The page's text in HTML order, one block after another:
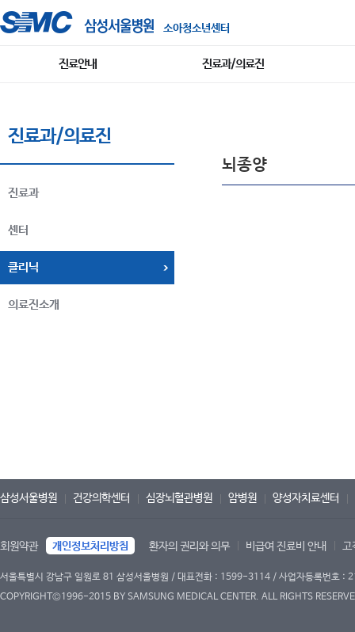
소아청소년센터
진료안내 진료과/의료진
진료과/의료진
진료과
센터
클리닉
의료진소개
뇌종양
삼성서울병원 건강의학센터 심장뇌혈관병원 암병원 양성자치료센터
회원약관 개인정보처리방침 환자의 권리와 의무 비급여 진료비 안내 고
서울특별시 강남구 일원로 81 삼성서울병원 / 대표전화 : 1599-3114 / 사업자등록번호
COPYRIGHT©1996-2015 BY SAMSUNG MEDICAL CENTER. ALL RIGHTS